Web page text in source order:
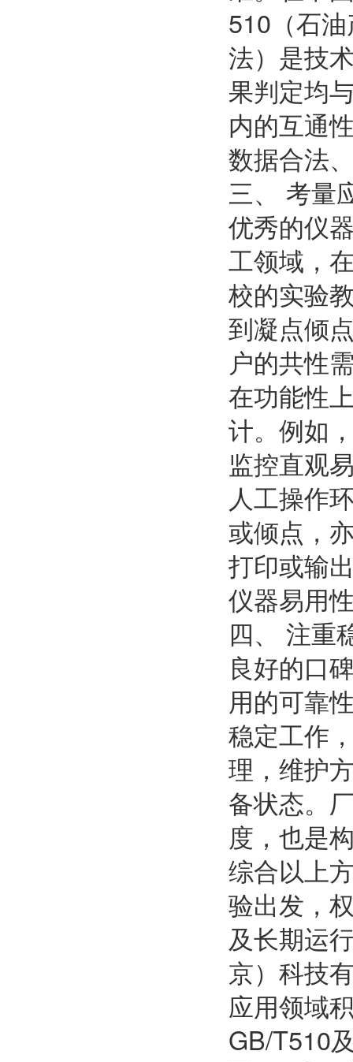
510（石
法）是技
果判定均
内的互通
数据合法
三、 考量
优秀的仪
工领域，
校的实验
到凝点倾
户的共性
在功能性
计。例如
监控直观
人工操作
或倾点，
打印或输
仪器易用
四、 注重
良好的口
用的可靠
稳定工作
理，维护
备状态。
度，也是
综合以上
验出发，
及长期运
京）科技
应用领域
GB/T510